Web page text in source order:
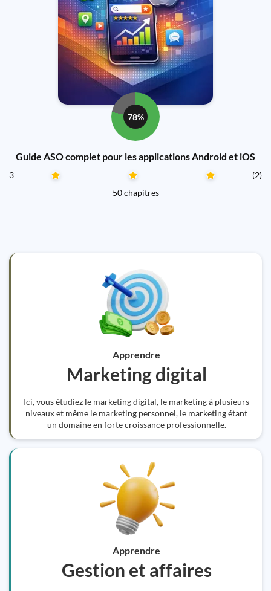
78%
Guide ASO complet pour les applications Android et iOS
3
(2)
50 chapitres
Apprendre
Marketing digital
Ici, vous étudiez le marketing digital, le marketing à plusieurs
niveaux et même le marketing personnel, le marketing étant
un domaine en forte croissance professionnelle.
Apprendre
Gestion et affaires